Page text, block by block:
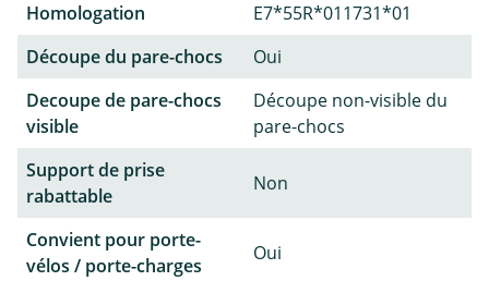
Homologation
E7*55R*011731*01
Découpe du pare-chocs
Oui
Decoupe de pare-chocs
visible
Découpe non-visible du
pare-chocs
Support de prise
rabattable
Non
Convient pour porte-
vélos / porte-charges
Oui